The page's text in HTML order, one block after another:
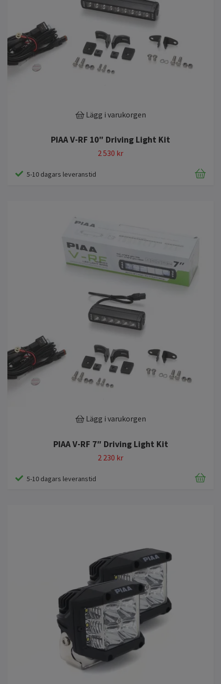
Lägg i varukorgen
PIAA V-RF 10″ Driving Light Kit
2 530 kr
5-10 dagars leveranstid
Lägg i varukorgen
PIAA V-RF 7″ Driving Light Kit
2 230 kr
5-10 dagars leveranstid